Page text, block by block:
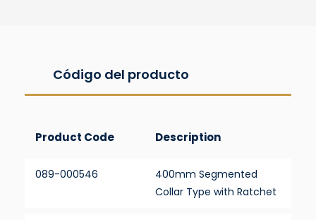
Código del producto
Product Code Description
089-000546
400mm Segmented
Collar Type with Ratchet